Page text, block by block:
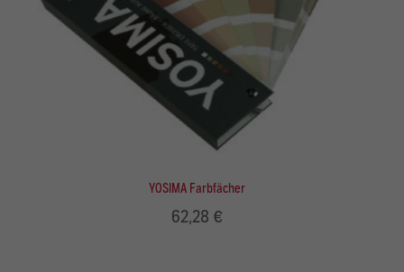
YOSIMA Farbfächer
62,28 €